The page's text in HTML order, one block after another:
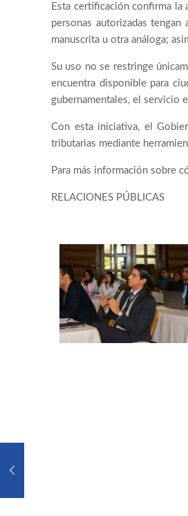
Esta certificación confirma la
personas autorizadas
manuscrita u otra análoga;
Su uso no se restringe
encuentra disponible para
gubernamentales, el servicio
Con esta iniciativa, el
tributarias mediante
Para más información sobre
RELACIONES PÚBLICAS